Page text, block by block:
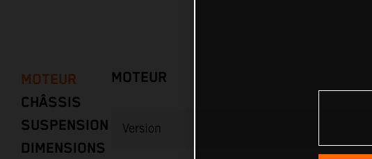
MOTEUR
CHÂSSIS
SUSPENSION
DIMENSIONS
MOTEUR
Version